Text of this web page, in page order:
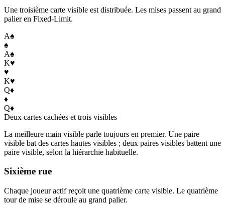
Une troisième carte visible est distribuée. Les mises passent au grand
palier en Fixed-Limit.
A♠
♠
A♠
K♥
♥
K♥
Q♦
♦
Q♦
Deux cartes cachées et trois visibles
La meilleure main visible parle toujours en premier. Une paire
visible bat des cartes hautes visibles ; deux paires visibles battent une
paire visible, selon la hiérarchie habituelle.
Sixième rue
Chaque joueur actif reçoit une quatrième carte visible. Le quatrième
tour de mise se déroule au grand palier.